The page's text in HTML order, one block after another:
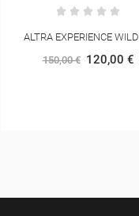
ON CLOUD 6 COAST
170,00 €
161,50 €